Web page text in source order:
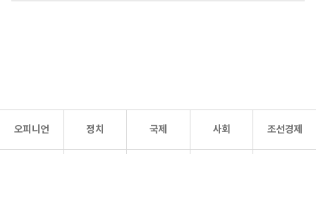
오피니언 정치 국제 사회 조선경제